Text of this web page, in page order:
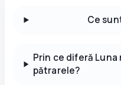
Ce
Prin ce diferă Luna
pătrarele?